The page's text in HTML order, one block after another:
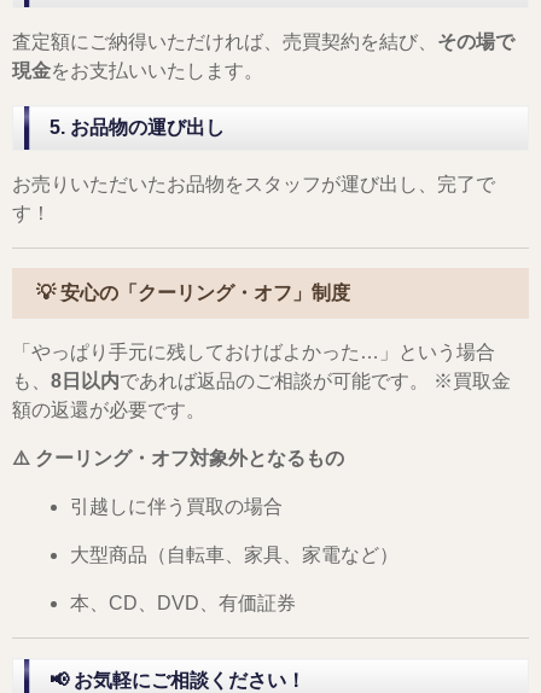
査定額にご納得いただければ、売買契約を結び、 その場で
現金をお支払いいたします。
5. お品物の運び出し
お売りいただいたお品物をスタッフが運び出し、完了で
す！
💡 安心の「クーリング・オフ」制度
「やっぱり手元に残しておけばよかった…」という場合
も、 8日以内であれば返品のご相談が可能です。 ※買取金
額の返還が必要です。
⚠️ クーリング・オフ対象外となるもの
引越しに伴う買取の場合
大型商品（自転車、家具、家電など）
本、CD、DVD、有価証券
📢 お気軽にご相談ください！